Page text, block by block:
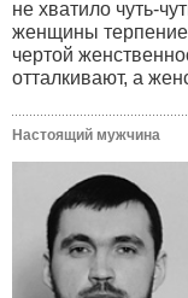
не хватило чуть-
женщины
чертой
отталкивают, а
Настоящий мужчина